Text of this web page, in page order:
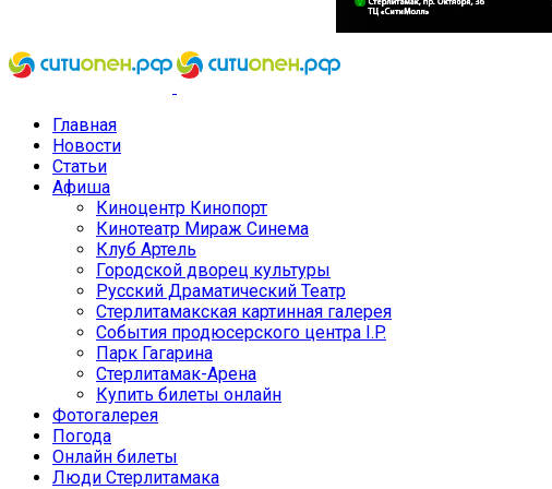
Главная
Новости
Статьи
Афиша
Киноцентр Кинопорт
Кинотеатр Мираж Синема
Клуб Артель
Городской дворец культуры
Русский Драматический Театр
Стерлитамакская картинная галерея
События продюсерского центра I.P.
Парк Гагарина
Стерлитамак-Арена
Купить билеты онлайн
Фотогалерея
Погода
Онлайн билеты
Люди Стерлитамака